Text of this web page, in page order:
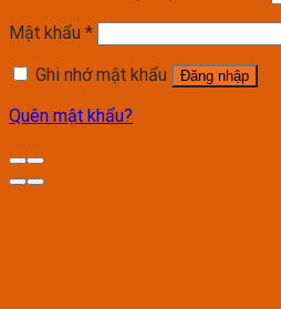
Mật khẩu *
Ghi nhớ mật khẩu
Đăng nhập
Quên mật khẩu?